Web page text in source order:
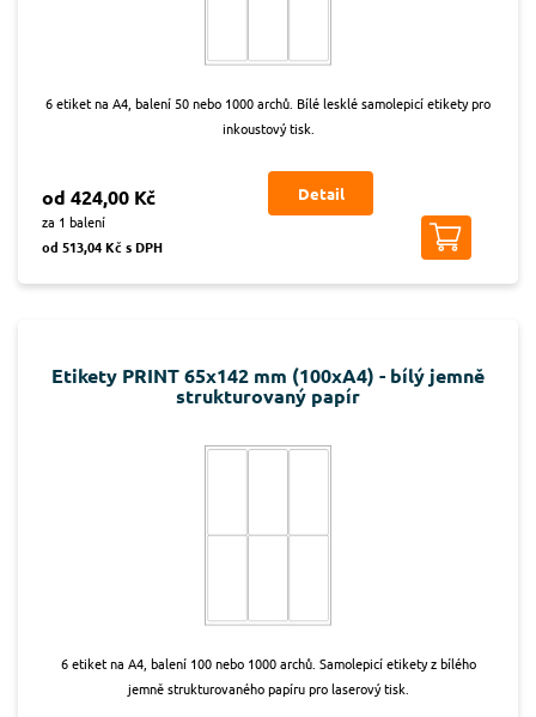
6 etiket na A4, balení 50 nebo 1000 archů. Bílé lesklé samolepicí etikety pro
inkoustový tisk.
od 424,00 Kč
za 1 balení
od 513,04 Kč s DPH
Detail
Etikety PRINT 65x142 mm (100xA4) - bílý jemně
strukturovaný papír
6 etiket na A4, balení 100 nebo 1000 archů. Samolepicí etikety z bílého
jemně strukturovaného papíru pro laserový tisk.